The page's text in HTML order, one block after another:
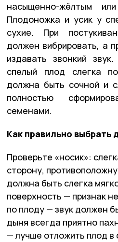
насыщенно-жёлтым
Плодоножка и усик у
сухие. При
должен вибрировать, а
издавать звонкий
спелый плод слегка
должна быть сочной и
полностью
семенами.
Как правильно выбрать
Проверьте «носик»:
сторону,
должна быть слегка
поверхность — признак
по плоду — звук должен
дыня всегда приятно
— лучше отложить плод в